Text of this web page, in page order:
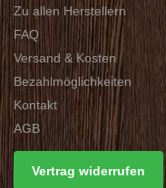
Zu allen Herstellern
FAQ
Versand & Kosten
Bezahlmöglichkeiten
Kontakt
AGB
Vertrag widerrufen